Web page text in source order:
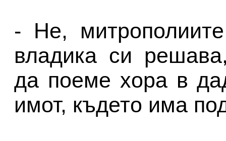
- Не,
владика си
да поеме хора в
имот, където има